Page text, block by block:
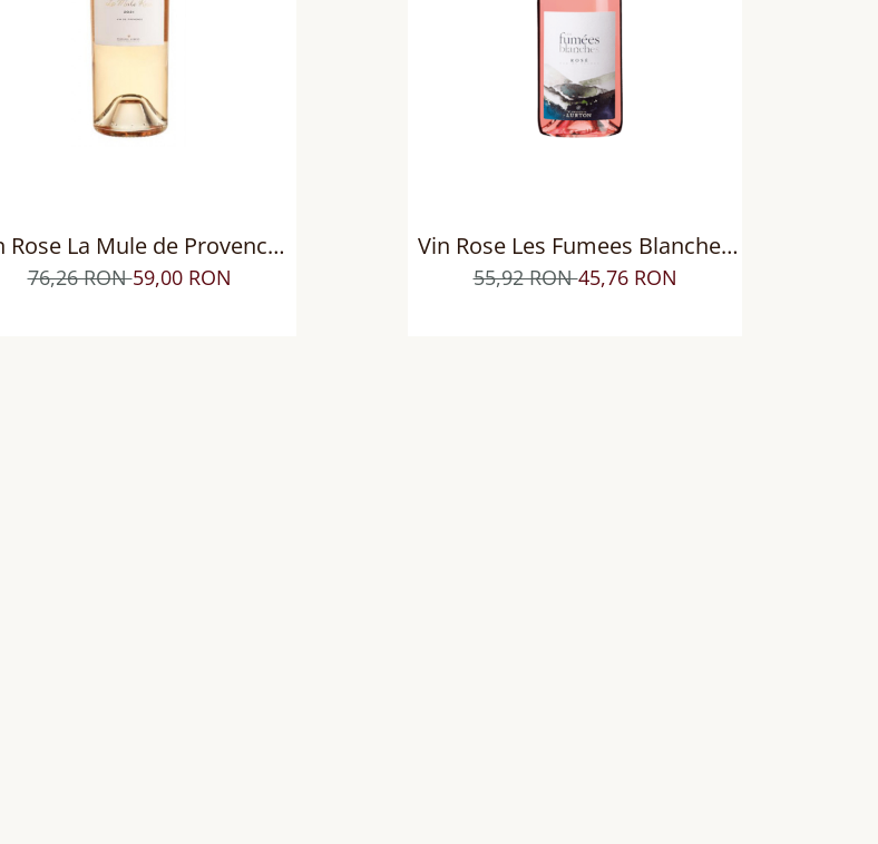
Rose La Mule de Provence,
sec
76,26 RON59,00 RON
Vin Rose Les Fumees Blanches
Gris de Sauvignon, sec
55,92 RON45,76 RON